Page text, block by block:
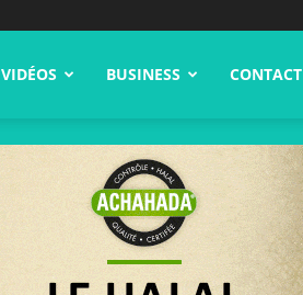
VIDÉOS BUSINESS CONTACT